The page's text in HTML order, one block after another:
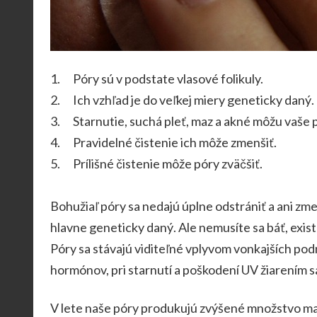
1. Póry sú v podstate vlasové folikuly.
2. Ich vzhľad je do veľkej miery geneticky daný.
3. Starnutie, suchá pleť, maz a akné môžu vaše
4. Pravidelné čistenie ich môže zmenšiť.
5. Prílišné čistenie môže póry zväčšiť.
Bohužiaľ póry sa nedajú úplne odstrániť a ani
hlavne geneticky daný. Ale nemusíte sa báť,
Póry sa stávajú viditeľné vplyvom vonkajších
hormónov, pri starnutí a poškodení UV žiarením
V lete naše póry produkujú zvýšené množstvo